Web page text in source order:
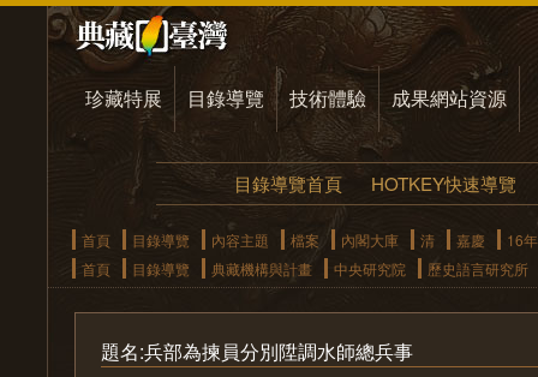
珍藏特展 目錄導覽 技術體驗 成果網站資源
目錄導覽首頁 HOTKEY快速導覽
首頁 目錄導覽 內容主題 檔案 內閣大庫 清 嘉慶
16年
首頁
目錄導覽 典藏機構與計畫 中央研究院 歷史語言研究所
題名:兵部為揀員分別陞調水師總兵事